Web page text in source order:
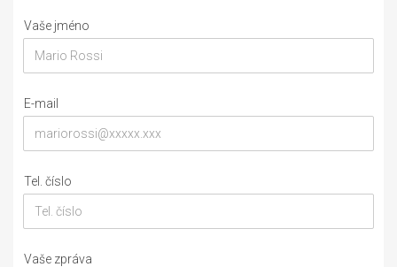
Vaše jméno
E-mail
Tel. číslo
Vaše zpráva